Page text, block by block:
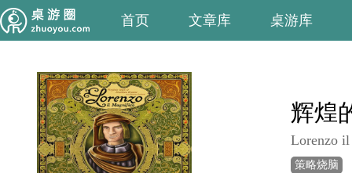
首页 文章库 桌游库
辉煌
Lorenzo
策略烧脑